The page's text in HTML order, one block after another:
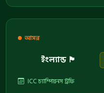
আসন্ন
ইংল্যান্ড 🏴󠁧󠁢󠁥󠁮󠁧󠁿
ICC চ্যাম্পিয়নস ট্রফি